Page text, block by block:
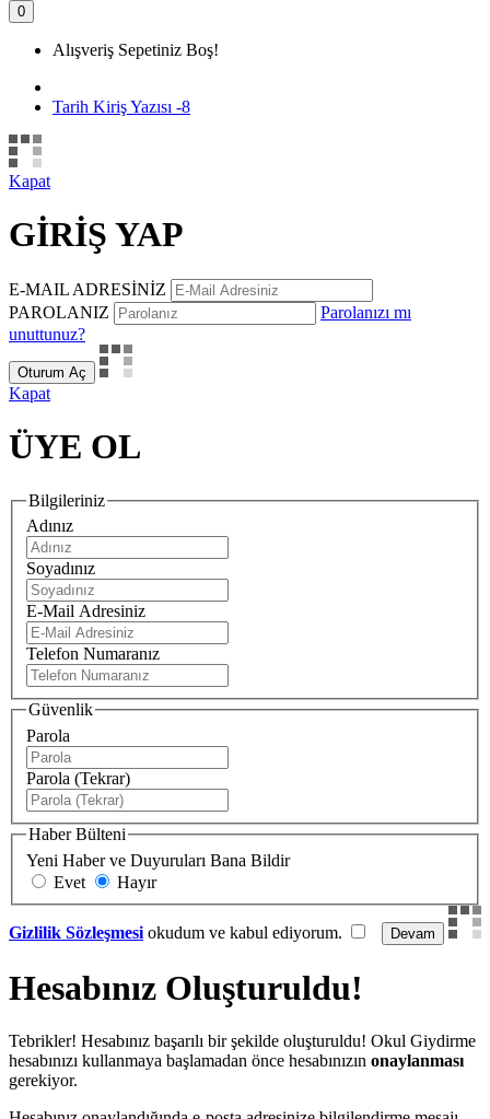
0
Alışveriş Sepetiniz Boş!
Tarih Kiriş Yazısı -8
Kapat
GİRİŞ YAP
E-MAIL ADRESİNİZ
PAROLANIZ
Parolanızı mı
unuttunuz?
Oturum Aç
Kapat
ÜYE OL
Bilgileriniz
Adınız
Soyadınız
E-Mail Adresiniz
Telefon Numaranız
Güvenlik
Parola
Parola (Tekrar)
Haber Bülteni
Yeni Haber ve Duyuruları Bana Bildir
Evet
Hayır
Gizlilik Sözleşmesi okudum ve kabul ediyorum.
Hesabınız Oluşturuldu!
Tebrikler! Hesabınız başarılı bir şekilde oluşturuldu! Okul Giydirme
hesabınızı kullanmaya başlamadan önce hesabınızın onaylanması
gerekiyor.